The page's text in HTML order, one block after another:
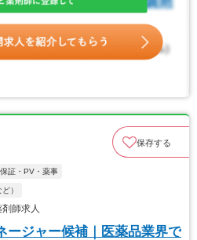
保存する
証・PV・薬事
）
師求人
ージャー候補｜医薬品業界で